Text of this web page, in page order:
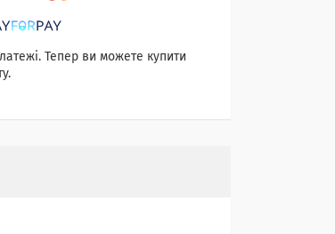
Тепер ви можете купити